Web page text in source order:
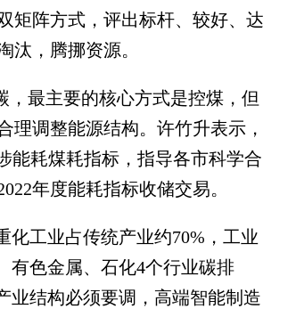
矩阵方式，评出标杆、较好、达
汰，腾挪资源。
最主要的核心方式是控煤，但
理调整能源结构。许竹升表示，
能耗煤耗指标，指导各市科学合
年度能耗指标收储交易。
工业占传统产业约70%，工业
有色金属、石化4个行业碳排
业结构必须要调，高端智能制造